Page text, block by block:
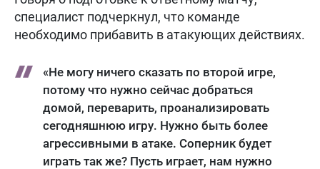
специалист подчеркнул, что команде
необходимо прибавить в атакующих действиях.
«Не могу ничего сказать по второй игре,
потому что нужно сейчас добраться
домой, переварить, проанализировать
сегодняшнюю игру. Нужно быть более
агрессивными в атаке. Соперник будет
играть так же? Пусть играет, нам нужно